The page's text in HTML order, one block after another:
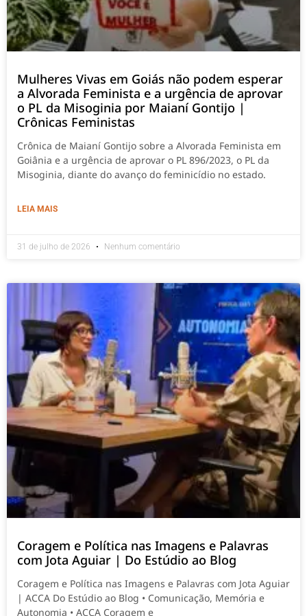
Mulheres Vivas em Goiás não podem esperar
a Alvorada Feminista e a urgência de aprovar
o PL da Misoginia por Maianí Gontijo |
Crônicas Feministas
Crônica de Maianí Gontijo sobre a Alvorada Feminista em
Goiânia e a urgência de aprovar o PL 896/2023, o PL da
Misoginia, diante do avanço do feminicídio no estado.
LEIA MAIS
31 de julho de 2026 Nenhum comentário
Coragem e Política nas Imagens e Palavras
com Jota Aguiar | Do Estúdio ao Blog
Coragem e Política nas Imagens e Palavras com Jota Aguiar
| ACCA Do Estúdio ao Blog • Comunicação, Memória e
Autonomia • ACCA Coragem e